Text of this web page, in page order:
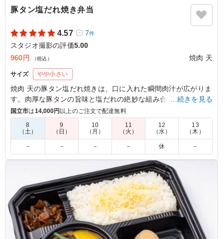
豚タン塩だれ焼き弁当
4.57 7件
スタジオ撮影の評価5.00
960円
（税込） 焼肉 天
サイズ やや小さい
焼肉 天の豚タン塩だれ焼きは、口に入れた瞬間肉汁が広がりま
す。肉厚な豚タンの旨味と塩だれの絶妙な組み合わせで、一度
食べたら忘れられない深みのある味わい。色鮮やかな人参ナム
ルやほうれん草ナムルも添えてあり、見た目にも美味しさを感
じます。ロケやイベントでのランチにぴったりです。
5.0
さすが焼肉屋さん、豚タンの質が良いです。絶妙な厚みで
絶品。ネギ塩だれがガツンと効きつつも後味は爽やかで、
箸が止まらなくなります。スタミナをつけたい時や、お酒
のおつまみにも合いそうな味わい。
ご利用シーン： ロケ・撮影 › スタジオ撮影
東京都世田谷区野沢2026/06/15
…続きを見る
国立市は14,000円以上のご注文で配達無料
8
（土）
9
（日）
10
（月）
11
（火）
12
（水）
13
（木）
－ － － － 休 －